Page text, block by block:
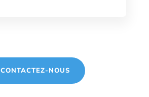
CONTACTEZ-NOUS